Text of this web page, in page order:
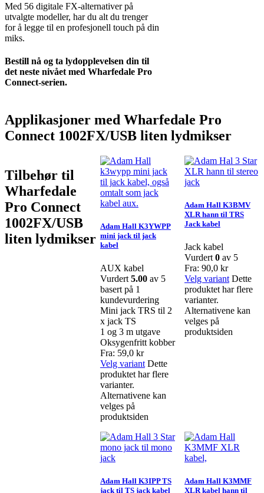
Med 56 digitale FX-alternativer på
utvalgte modeller, har du alt du trenger
for å legge til en profesjonell touch på din
miks.
Bestill nå og ta lydopplevelsen din til
det neste nivået med Wharfedale Pro
Connect-serien.
Applikasjoner med Wharfedale Pro
Connect 1002FX/USB liten lydmikser
Tilbehør til
Wharfedale
Pro Connect
1002FX/USB
liten lydmikser
Adam Hall K3YWPP
mini jack til jack
kabel
AUX kabel
Vurdert 5.00av 5
basert på 1
kundevurdering
Mini jack TRS til 2
x jack TS
1 og 3 m utgave
Oksygenfritt kobber
Fra: 59,0 kr
Velg variant Dette
produktet har flere
varianter.
Alternativene kan
velges på
produktsiden
Adam Hall K3BMV
XLR hann til TRS
Jack kabel
Jack kabel
Vurdert 0av 5
Fra: 90,0 kr
Velg variant Dette
produktet har flere
varianter.
Alternativene kan
velges på
produktsiden
Adam Hall K3IPP TS
jack til TS jack kabel
Adam Hall K3MMF
XLR kabel hann til